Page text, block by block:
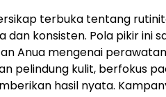
terbuka tentang
dan konsisten. Pola pikir ini
Anua mengenai
pelindung kulit, berfokus
hasil nyata.